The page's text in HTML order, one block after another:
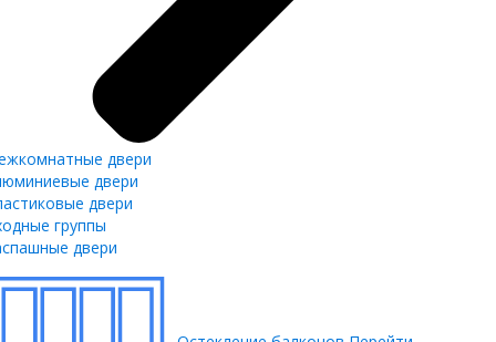
двери
двери
двери
группы
двери